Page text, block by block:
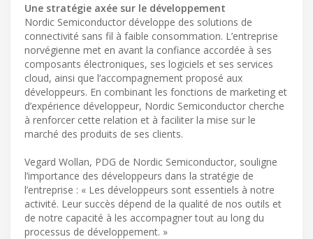
Une stratégie axée sur le développement
Nordic Semiconductor développe des solutions de
connectivité sans fil à faible consommation. L’entreprise
norvégienne met en avant la confiance accordée à ses
composants électroniques, ses logiciels et ses services
cloud, ainsi que l’accompagnement proposé aux
développeurs. En combinant les fonctions de marketing et
d’expérience développeur, Nordic Semiconductor cherche
à renforcer cette relation et à faciliter la mise sur le
marché des produits de ses clients.
Vegard Wollan, PDG de Nordic Semiconductor, souligne
l’importance des développeurs dans la stratégie de
l’entreprise : « Les développeurs sont essentiels à notre
activité. Leur succès dépend de la qualité de nos outils et
de notre capacité à les accompagner tout au long du
processus de développement. »